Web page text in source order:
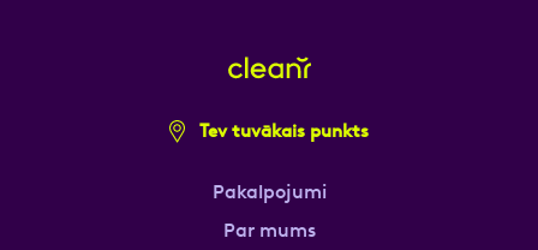
Tev tuvākais punkts
Pakalpojumi
Par mums